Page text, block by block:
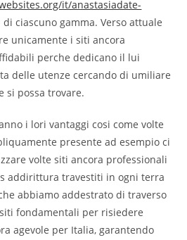
it/anastasiadate-
ciascuno gamma. Verso attuale
unicamente i siti ancora
perche dedicano il lui
delle utenze cercando di umiliare
si possa trovare.
i lori vantaggi cosi come volte
presente ad esempio ci
volte siti ancora professionali
addirittura travestiti in ogni terra
abbiamo addestrato di traverso
fondamentali per risiedere
agevole per Italia, garantendo